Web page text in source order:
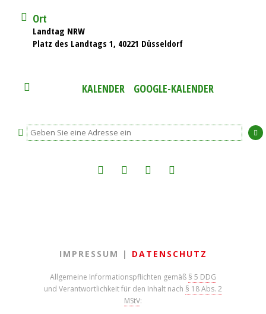
Ort
Landtag NRW
Platz des Landtags 1, 40221 Düsseldorf
KALENDER GOOGLE-KALENDER
IMPRESSUM | DATENSCHUTZ
Allgemeine Informationspflichten gemäß § 5 DDG
und Verantwortlichkeit für den Inhalt nach § 18 Abs. 2
MStV: